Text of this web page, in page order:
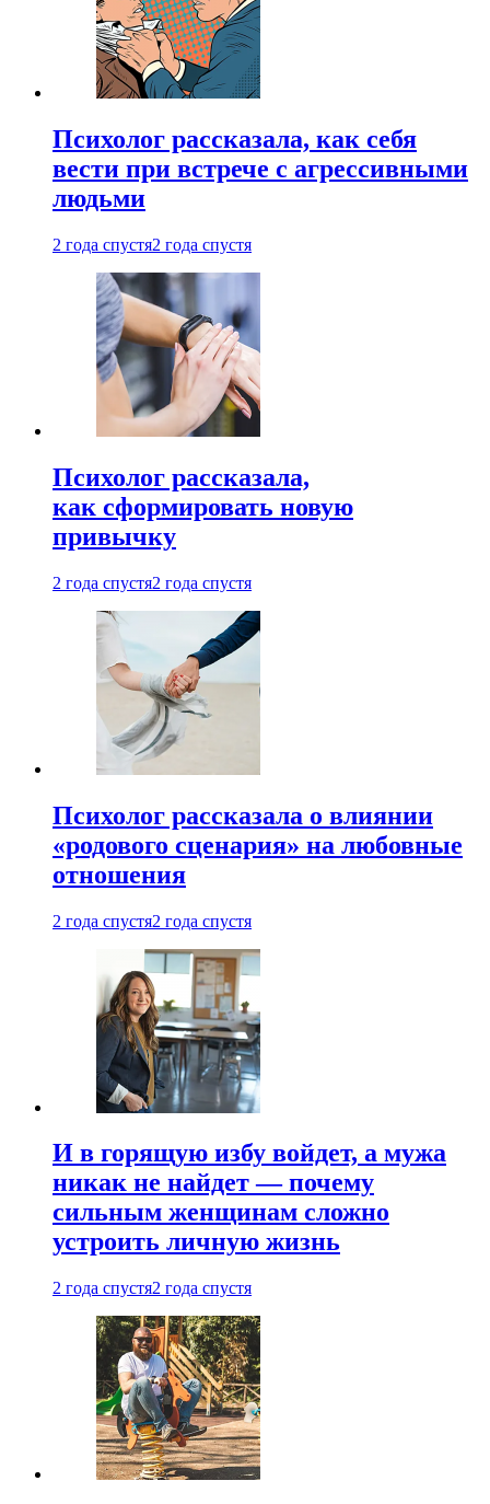
Психолог рассказала, как себя
вести при встрече с агрессивными
людьми
2 года спустя2 года спустя
Психолог рассказала,
как сформировать новую
привычку
2 года спустя2 года спустя
Психолог рассказала о влиянии
«родового сценария» на любовные
отношения
2 года спустя2 года спустя
И в горящую избу войдет, а мужа
никак не найдет — почему
сильным женщинам сложно
устроить личную жизнь
2 года спустя2 года спустя